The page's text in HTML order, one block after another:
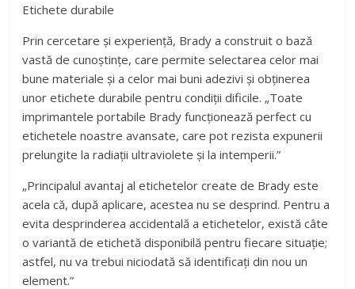
Etichete durabile
Prin cercetare și experiență, Brady a construit o bază
vastă de cunoștințe, care permite selectarea celor mai
bune materiale și a celor mai buni adezivi și obținerea
unor etichete durabile pentru condiții dificile. „Toate
impri­mantele portabile Brady funcționează perfect cu
etichetele noastre avansate, care pot rezista expunerii
prelungite la radiații ultraviolete și la intemperii.”
„Principalul avantaj al etichetelor create de Brady este
acela că, după aplicare, acestea nu se desprind. Pentru a
evita desprinderea accidentală a etichetelor, există câte
o variantă de etichetă disponibilă pentru fiecare situație;
astfel, nu va trebui niciodată să identificați din nou un
element.”